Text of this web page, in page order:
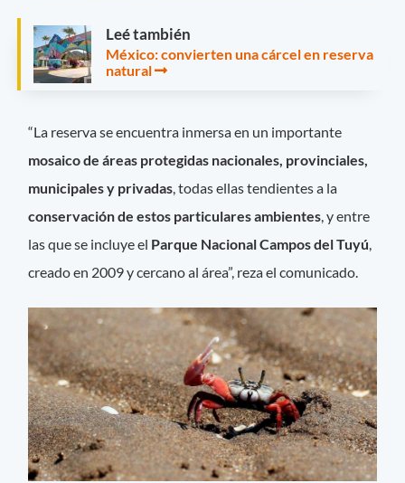
Leé también
México: convierten una cárcel en reserva
natural
“La reserva se encuentra inmersa en un importante
mosaico de áreas protegidas nacionales, provinciales,
municipales y privadas , todas ellas tendientes a la
conservación de estos particulares ambientes , y entre
las que se incluye el Parque Nacional Campos del Tuyú
creado en 2009 y cercano al área”, reza el comunicado.